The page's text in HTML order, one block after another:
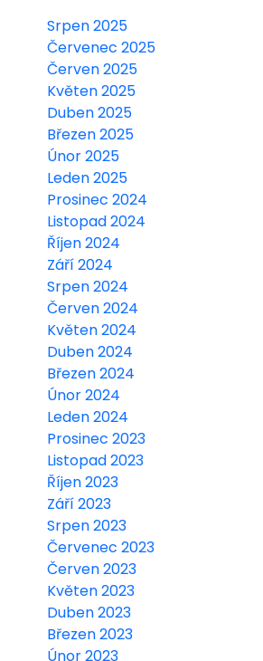
Srpen 2025
Červenec 2025
Červen 2025
Květen 2025
Duben 2025
Březen 2025
Únor 2025
Leden 2025
Prosinec 2024
Listopad 2024
Říjen 2024
Září 2024
Srpen 2024
Červen 2024
Květen 2024
Duben 2024
Březen 2024
Únor 2024
Leden 2024
Prosinec 2023
Listopad 2023
Říjen 2023
Září 2023
Srpen 2023
Červenec 2023
Červen 2023
Květen 2023
Duben 2023
Březen 2023
Únor 2023